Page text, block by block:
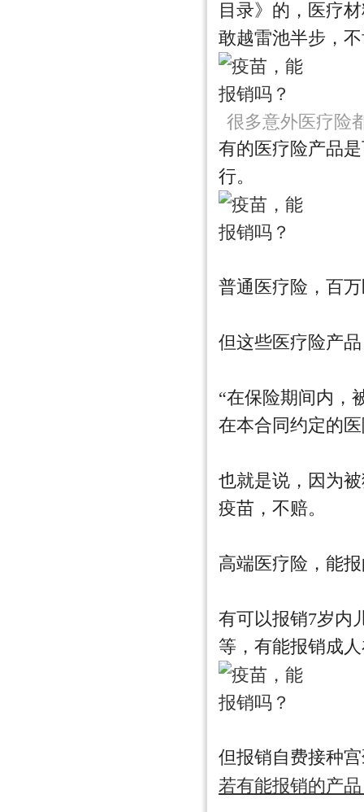
目录》的，医疗
敢越雷池半步，
很多意外医疗险
有的医疗险产品
行。
普通医疗险，百
但这些医疗险产
“在保险期间内，
在本合同约定的
也就是说，因为
疫苗，不赔。
高端医疗险，能
有可以报销7岁内
等，有能报销成
但报销自费接种
若有能报销的产